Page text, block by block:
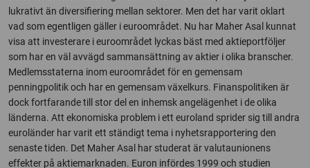
lukrativt än diversifiering mellan sektorer. Men det har varit oklart
vad som egentligen gäller i euroområdet. Nu har Maher Asal kunnat
visa att investerare i euroområdet lyckas bäst med aktieportföljer
som har en väl avvägd sammansättning av aktier i olika branscher.
Medlemsstaterna inom euroområdet för en gemensam
penningpolitik och har en gemensam växelkurs. Finanspolitiken är
dock fortfarande till stor del en inhemsk angelägenhet i de olika
länderna. Att ekonomiska problem i ett euroland sprider sig till andra
euroländer har varit ett ständigt tema i nyhetsrapportering den
senaste tiden. Det Maher Asal har studerat är valutaunionens
effekter på aktiemarknaden. Euron infördes 1999 och studien